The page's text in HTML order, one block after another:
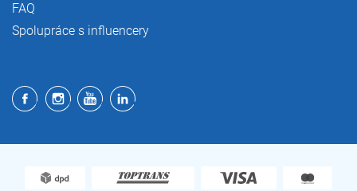
FAQ
Spolupráce s influencery